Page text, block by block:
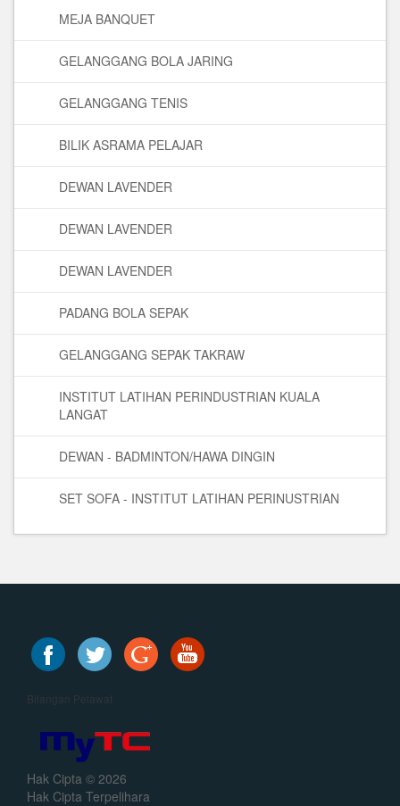
MEJA BANQUET
GELANGGANG BOLA JARING
GELANGGANG TENIS
BILIK ASRAMA PELAJAR
DEWAN LAVENDER
DEWAN LAVENDER
DEWAN LAVENDER
PADANG BOLA SEPAK
GELANGGANG SEPAK TAKRAW
INSTITUT LATIHAN PERINDUSTRIAN KUALA
LANGAT
DEWAN - BADMINTON/HAWA DINGIN
SET SOFA - INSTITUT LATIHAN PERINUSTRIAN
Bilangan Pelawat
Hak Cipta © 2026
Hak Cipta Terpelihara